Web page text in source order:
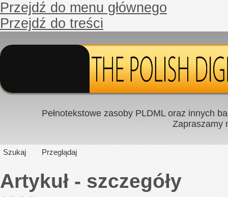
Przejdź do menu głównego
Przejdź do treści
Pełnotekstowe zasoby PLDML oraz innych
Zapraszamy
Szukaj Przeglądaj
Artykuł - szczegóły